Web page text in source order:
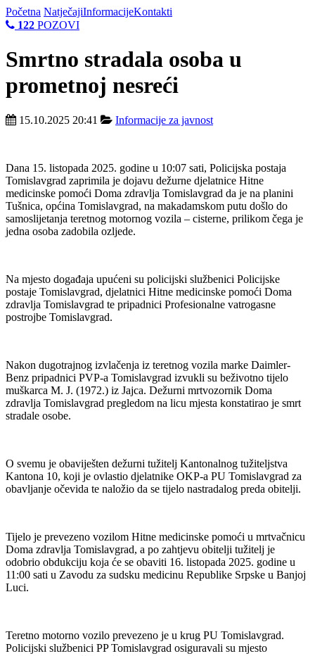
Početna NatječajiInformacijeKontakti
122 POZOVI
Smrtno stradala osoba u
prometnoj nesreći
15.10.2025 20:41 Informacije za javnost
Dana 15. listopada 2025. godine u 10:07 sati, Policijska postaja
Tomislavgrad zaprimila je dojavu dežurne djelatnice Hitne
medicinske pomoći Doma zdravlja Tomislavgrad da je na planini
Tušnica, općina Tomislavgrad, na makadamskom putu došlo do
samoslijetanja teretnog motornog vozila – cisterne, prilikom čega je
jedna osoba zadobila ozljede.
Na mjesto događaja upućeni su policijski službenici Policijske
postaje Tomislavgrad, djelatnici Hitne medicinske pomoći Doma
zdravlja Tomislavgrad te pripadnici Profesionalne vatrogasne
postrojbe Tomislavgrad.
Nakon dugotrajnog izvlačenja iz teretnog vozila marke Daimler-
Benz pripadnici PVP-a Tomislavgrad izvukli su beživotno tijelo
muškarca M. J. (1972.) iz Jajca. Dežurni mrtvozornik Doma
zdravlja Tomislavgrad pregledom na licu mjesta konstatirao je smrt
stradale osobe.
O svemu je obaviješten dežurni tužitelj Kantonalnog tužiteljstva
Kantona 10, koji je ovlastio djelatnike OKP-a PU Tomislavgrad za
obavljanje očevida te naložio da se tijelo nastradalog preda obitelji.
Tijelo je prevezeno vozilom Hitne medicinske pomoći u mrtvačnicu
Doma zdravlja Tomislavgrad, a po zahtjevu obitelji tužitelj je
odobrio obdukciju koja će se obaviti 16. listopada 2025. godine u
11:00 sati u Zavodu za sudsku medicinu Republike Srpske u Banjoj
Luci.
Teretno motorno vozilo prevezeno je u krug PU Tomislavgrad.
Policijski službenici PP Tomislavgrad osiguravali su mjesto